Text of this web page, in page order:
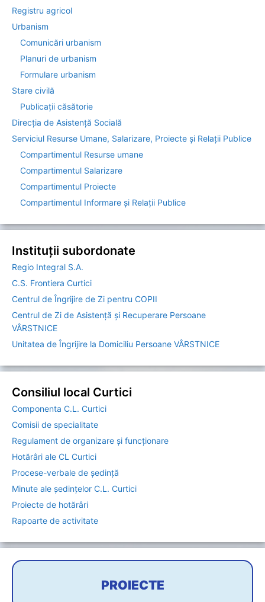
Registru agricol
Urbanism
Comunicări urbanism
Planuri de urbanism
Formulare urbanism
Stare civilă
Publicații căsătorie
Direcția de Asistenţă Socială
Serviciul Resurse Umane, Salarizare, Proiecte și Relații Publice
Compartimentul Resurse umane
Compartimentul Salarizare
Compartimentul Proiecte
Compartimentul Informare şi Relaţii Publice
Instituții subordonate
Regio Integral S.A.
C.S. Frontiera Curtici
Centrul de Îngrijire de Zi pentru COPII
Centrul de Zi de Asistență și Recuperare Persoane
VÂRSTNICE
Unitatea de Îngrijire la Domiciliu Persoane VÂRSTNICE
Consiliul local Curtici
Componenta C.L. Curtici
Comisii de specialitate
Regulament de organizare și funcționare
Hotărâri ale CL Curtici
Procese-verbale de ședință
Minute ale ședințelor C.L. Curtici
Proiecte de hotărâri
Rapoarte de activitate
PROIECTE